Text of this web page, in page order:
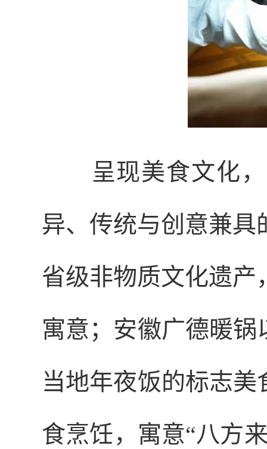
呈现美食文化
异、传统与创意兼
省级非物质文化遗产
寓意；安徽广德暖锅
当地年夜饭的标志美
食烹饪，寓意“八方